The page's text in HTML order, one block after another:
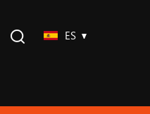
ES